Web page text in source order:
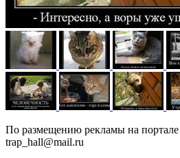
По размещению рекламы на портале
trap_hall@mail.ru